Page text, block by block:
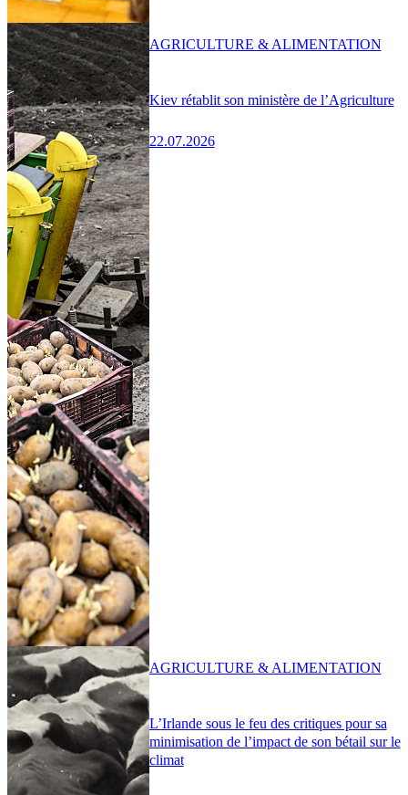
Kiev rétablit son ministère de l’Agriculture
22.07.2026
AGRICULTURE & ALIMENTATION
L’Irlande sous le feu des critiques pour sa
minimisation de l’impact de son bétail sur le
climat
AGRICULTURE & ALIMENTATION